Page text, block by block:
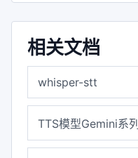
相关文档
whisper-stt
TTS模型Gemini系列